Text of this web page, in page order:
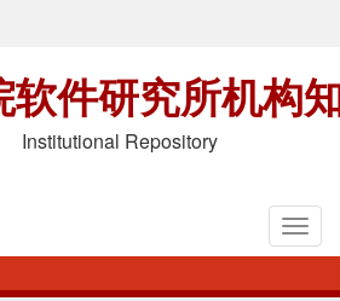
软件研究所机构
Institutional Repository